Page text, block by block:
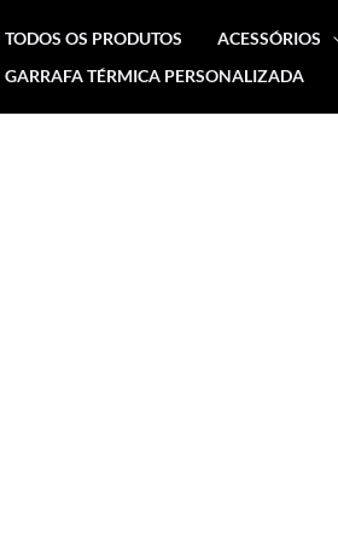
TODOS OS PRODUTOS ACESSÓRIOS
GARRAFA TÉRMICA PERSONALIZADA